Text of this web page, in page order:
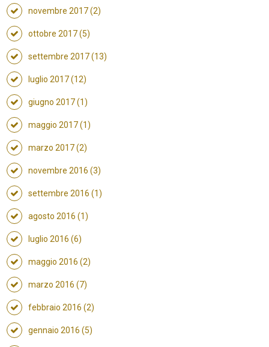
novembre 2017 (2)
ottobre 2017 (5)
settembre 2017 (13)
luglio 2017 (12)
giugno 2017 (1)
maggio 2017 (1)
marzo 2017 (2)
novembre 2016 (3)
settembre 2016 (1)
agosto 2016 (1)
luglio 2016 (6)
maggio 2016 (2)
marzo 2016 (7)
febbraio 2016 (2)
gennaio 2016 (5)